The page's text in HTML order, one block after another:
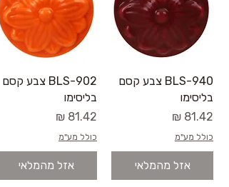
תצוגה מהירה
BLS-940 צבע קסם
בליסימו
מחיר
כולל מע"מ
אזל מהמלאי
תצוגה מהירה
BLS-902 צבע קסם
בליסימו
מחיר
כולל מע"מ
אזל מהמלאי